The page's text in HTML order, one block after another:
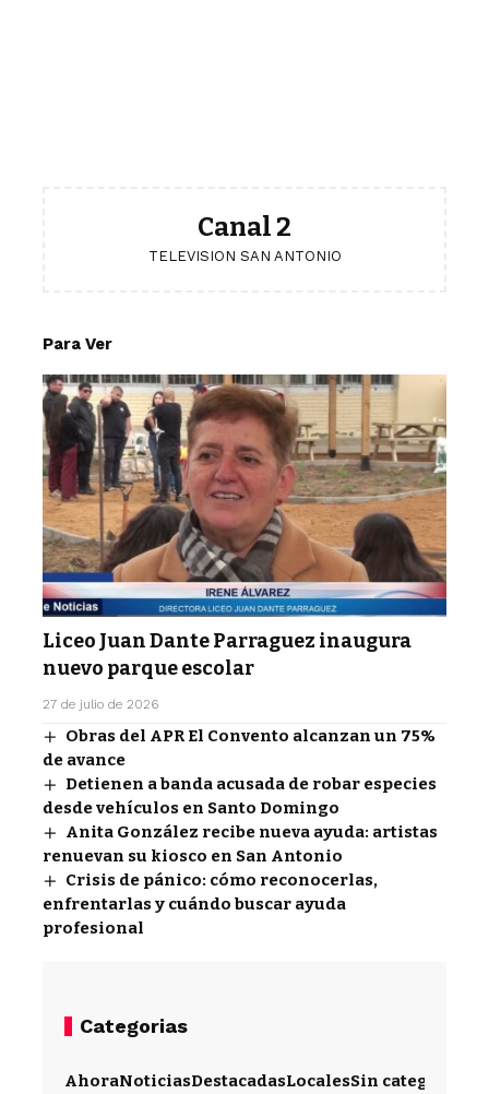
Canal 2
TELEVISION SAN ANTONIO
Para Ver
Liceo Juan Dante Parraguez inaugura
nuevo parque escolar
27 de julio de 2026
Obras del APR El Convento alcanzan un 75%
de avance
Detienen a banda acusada de robar especies
desde vehículos en Santo Domingo
Anita González recibe nueva ayuda: artistas
renuevan su kiosco en San Antonio
Crisis de pánico: cómo reconocerlas,
enfrentarlas y cuándo buscar ayuda
profesional
Categorias
AhoraNoticiasDestacadasLocalesSin categoría